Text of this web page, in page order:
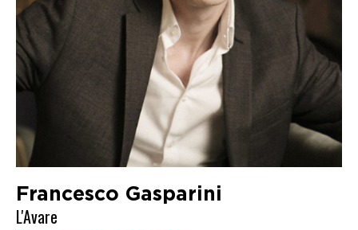
Francesco Gasparini
L'Avare